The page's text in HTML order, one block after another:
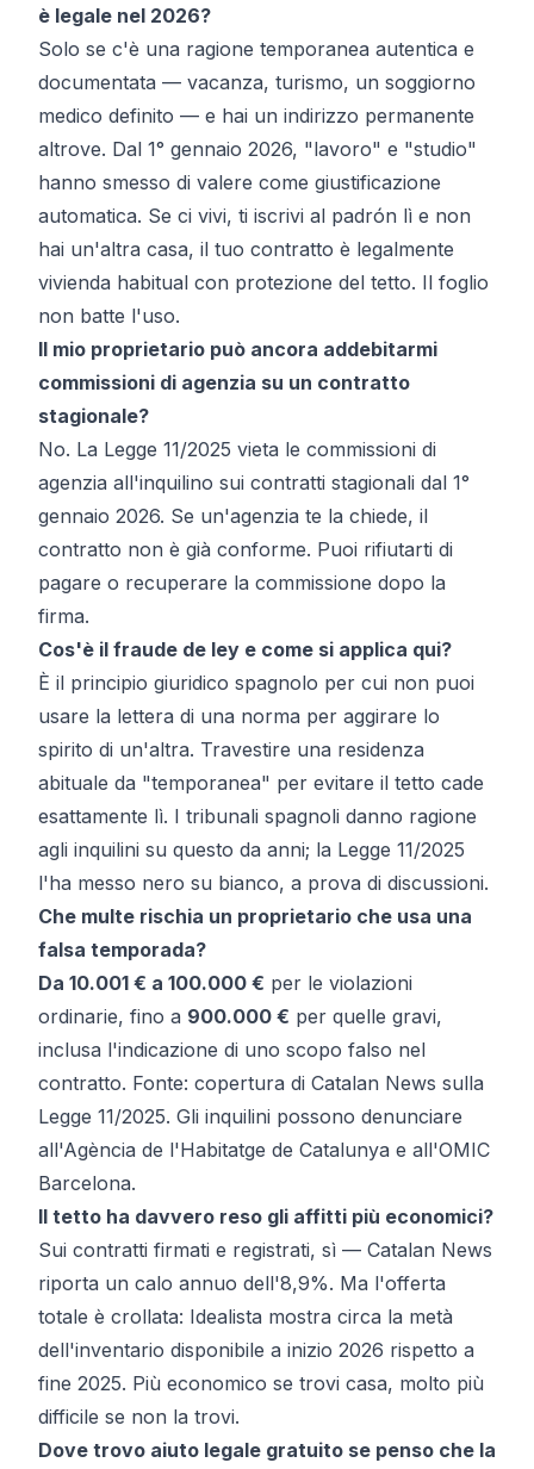
è legale nel 2026?
Solo se c'è una ragione temporanea autentica e
documentata — vacanza, turismo, un soggiorno
medico definito — e hai un indirizzo permanente
altrove. Dal 1° gennaio 2026, "lavoro" e "studio"
hanno smesso di valere come giustificazione
automatica. Se ci vivi, ti iscrivi al padrón lì e non
hai un'altra casa, il tuo contratto è legalmente
vivienda habitual con protezione del tetto. Il foglio
non batte l'uso.
Il mio proprietario può ancora addebitarmi
commissioni di agenzia su un contratto
stagionale?
No. La Legge 11/2025 vieta le commissioni di
agenzia all'inquilino sui contratti stagionali dal 1°
gennaio 2026. Se un'agenzia te la chiede, il
contratto non è già conforme. Puoi rifiutarti di
pagare o recuperare la commissione dopo la
firma.
Cos'è il fraude de ley e come si applica qui?
È il principio giuridico spagnolo per cui non puoi
usare la lettera di una norma per aggirare lo
spirito di un'altra. Travestire una residenza
abituale da "temporanea" per evitare il tetto cade
esattamente lì. I tribunali spagnoli danno ragione
agli inquilini su questo da anni; la Legge 11/2025
l'ha messo nero su bianco, a prova di discussioni.
Che multe rischia un proprietario che usa una
falsa temporada?
Da 10.001 € a 100.000 € per le violazioni
ordinarie, fino a 900.000 € per quelle gravi,
inclusa l'indicazione di uno scopo falso nel
contratto. Fonte: copertura di Catalan News sulla
Legge 11/2025. Gli inquilini possono denunciare
all'Agència de l'Habitatge de Catalunya e all'OMIC
Barcelona.
Il tetto ha davvero reso gli affitti più economici?
Sui contratti firmati e registrati, sì — Catalan News
riporta un calo annuo dell'8,9%. Ma l'offerta
totale è crollata: Idealista mostra circa la metà
dell'inventario disponibile a inizio 2026 rispetto a
fine 2025. Più economico se trovi casa, molto più
difficile se non la trovi.
Dove trovo aiuto legale gratuito se penso che la